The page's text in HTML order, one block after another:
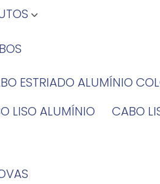
ESTRIADO ALUMÍNIO
LISO ALUMÍNIO
CABO